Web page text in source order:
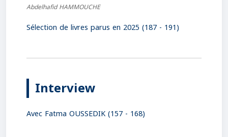
Abdelhafid HAMMOUCHE
Sélection de livres parus en 2025 (187 - 191)
Interview
Avec Fatma OUSSEDIK (157 - 168)